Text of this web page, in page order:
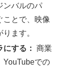
ンバルのパ
ことで、映像
ます。
する： 商業
YouTubeでの